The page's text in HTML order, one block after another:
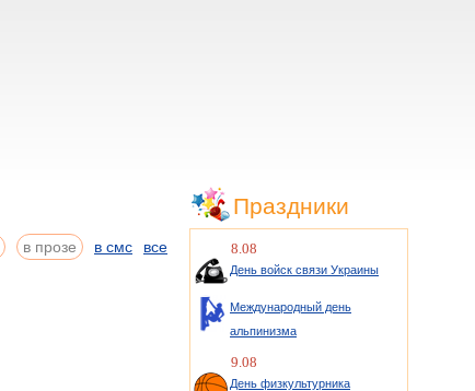
в прозе в смс все
Праздники
8.08
День войск связи Украины
Международный день
альпинизма
9.08
День физкультурника